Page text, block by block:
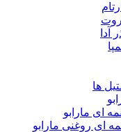
آدا
ها
ای مارابو
ای روغنی مارابو